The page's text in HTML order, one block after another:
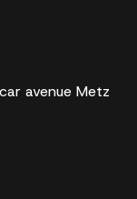
avenue Metz